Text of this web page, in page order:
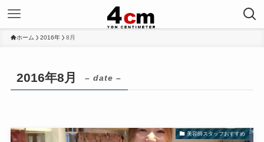
ホーム 2016年 8月
2016年8月 – date –
美容師スタッフおすすめ